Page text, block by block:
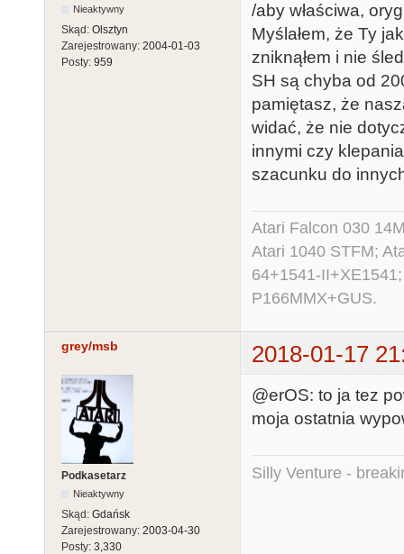
Nieaktywny
Skąd: Olsztyn
Zarejestrowany: 2004-01-03
Posty: 959
/aby właściwa,
Myślałem, że Ty
zniknąłem i nie
SH są chyba od
pamiętasz, że
widać, że nie
innymi czy
szacunku do
Atari Falcon 030
Atari 1040 STFM;
64+1541-
P166MMX+GUS.
grey/msb 2018-01-17
Podkasetarz
Nieaktywny
Skąd: Gdańsk
Zarejestrowany: 2003-04-30
Posty: 3,330
@erOS: to ja tez
moja ostatnia
Silly Venture -